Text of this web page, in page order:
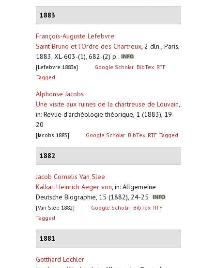
1883
François-Auguste Lefebvre
Saint Bruno et l’Ordre des Chartreux, 2 dln., Paris,
1883, XL-603-(1), 682-(2) p.
[Lefebvre 1883a] Google Scholar BibTex RTF
Tagged
Alphonse Jacobs
Une visite aux ruines de la chartreuse de Louvain,
in: Revue d'archéologie théorique, 1 (1883), 19-
20
[Jacobs 1883] Google Scholar BibTex RTF Tagged
1882
Jacob Cornelis Van Slee
Kalkar, Heinrich Aeger von, in: Allgemeine
Deutsche Biographie, 15 (1882), 24-25
[Van Slee 1882] Google Scholar BibTex RTF
Tagged
1881
Gotthard Lechler